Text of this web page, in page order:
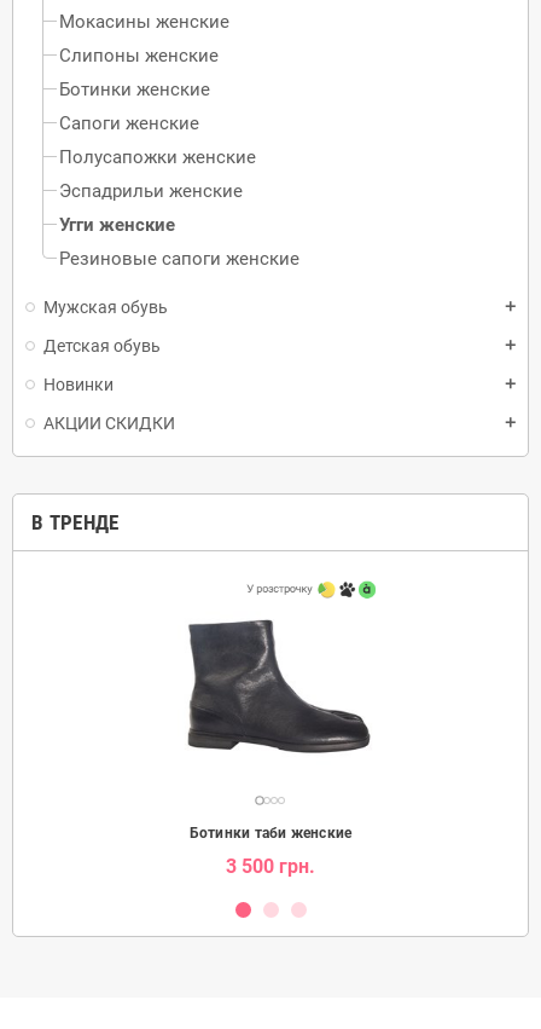
Мокасины женские
Слипоны женские
Ботинки женские
Сапоги женские
Полусапожки женские
Эспадрильи женские
Угги женские
Резиновые сапоги женские
Мужская обувь add
Детская обувь add
Новинки add
АКЦИИ СКИДКИ add
В ТРЕНДЕ
Ботинки таби женские
3 500 грн.